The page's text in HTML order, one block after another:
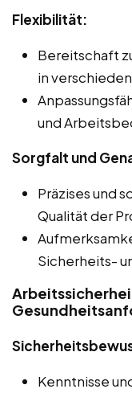
Flexibilität:
Bereitschaft
in
und
Sorgfalt und
Präzises und
Qualität der
Sicherheits-
Kenntnisse